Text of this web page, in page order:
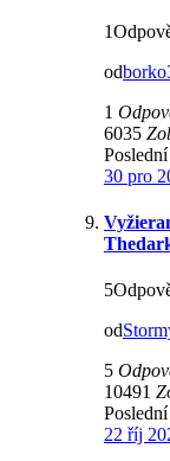
od
1
6035
30 pro
od
5
10491
22 říj